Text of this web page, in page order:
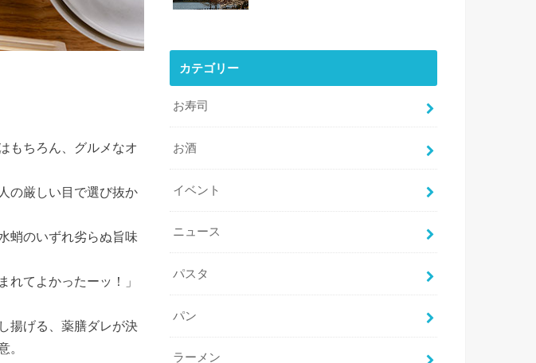
もちろん、グルメなオ
の厳しい目で選び抜か
蛸のいずれ劣らぬ旨味
てよかったーッ！」
揚げる、薬膳ダレが決
。
カテゴリー
お寿司
お酒
イベント
ニュース
パスタ
パン
ラーメン